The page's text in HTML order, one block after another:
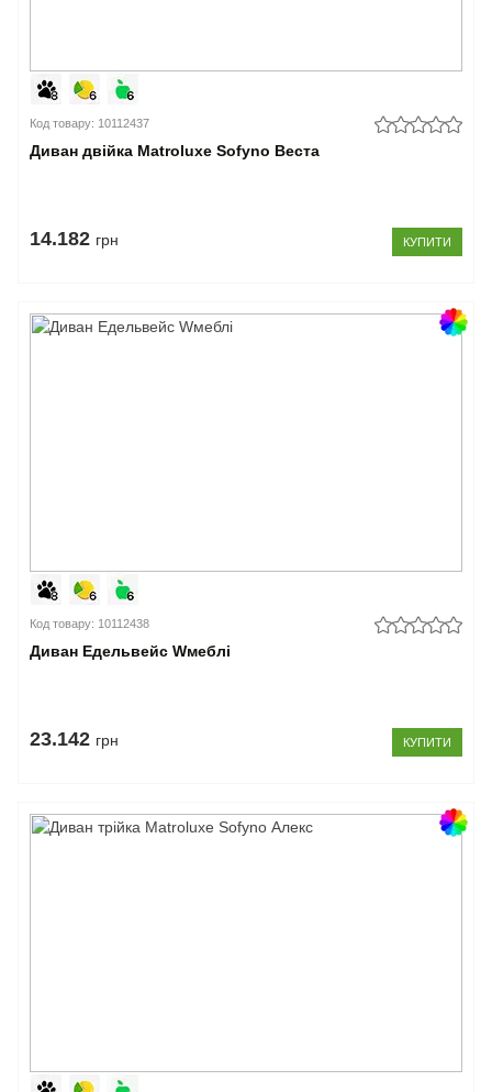
Код товару: 10112437
Диван двійка Matroluxe Sofyno Веста
14.182 грн КУПИТИ
Код товару: 10112438
Диван Едельвейс Wмеблі
23.142 грн КУПИТИ